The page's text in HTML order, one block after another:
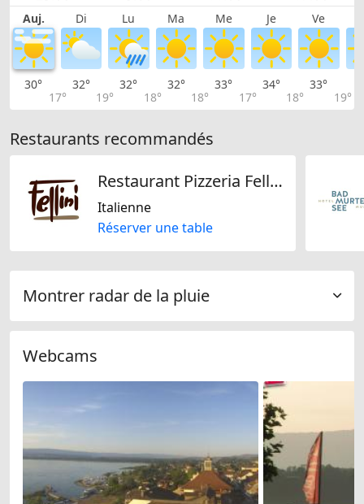
Auj. Di Lu Ma Me Je Ve
30°
17°
32°
19°
32°
18°
32°
18°
33°
17°
34°
18°
33°
19°
Restaurants recommandés
Restaurant Pizzeria Fellini
Italienne
Réserver une table
Montrer radar de la pluie
Webcams